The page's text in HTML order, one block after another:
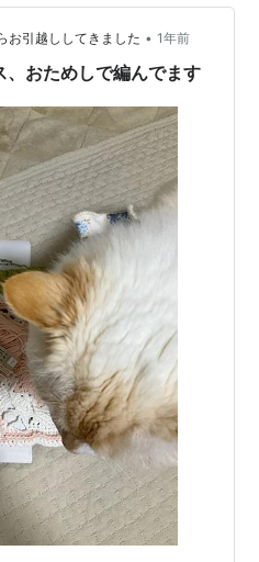
・尿路結晶 猫さまはもとも
療や経過観察で定…
引越ししてきました • 1年前
、おためしで編んでます